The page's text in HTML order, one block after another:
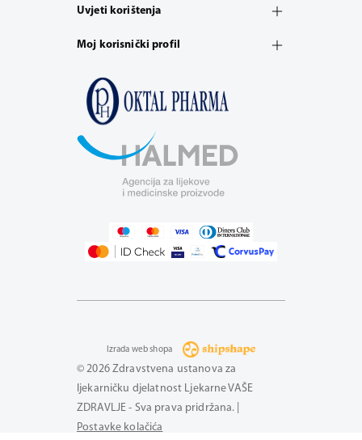
Uvjeti korištenja
Moj korisnički profil
© 2026 Zdravstvena ustanova za
ljekarničku djelatnost Ljekarne VAŠE
ZDRAVLJE - Sva prava pridržana. |
Postavke kolačića
Izrada web shopa